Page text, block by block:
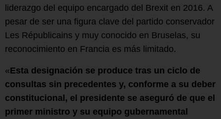
liderazgo del equipo encargado del Brexit en 2016. A
pesar de ser una figura clave del partido conservador
Les Républicains y muy conocido en Bruselas, su
reconocimiento en Francia es más limitado.
«Esta designación se produce tras un ciclo de
consultas sin precedentes y, conforme a su deber
constitucional, el presidente se aseguró de que el
primer ministro y su equipo gubernamental